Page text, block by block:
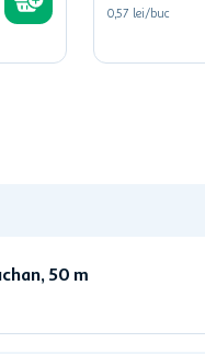
0,57 lei/buc
50 m